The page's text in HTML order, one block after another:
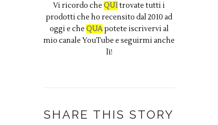
Vi ricordo che QUItrovate tutti i
prodotti che ho recensito dal 2010 ad
oggi e che QUApotete iscrivervi al
mio canale YouTube e seguirmi anche
lì!
SHARE THIS STORY